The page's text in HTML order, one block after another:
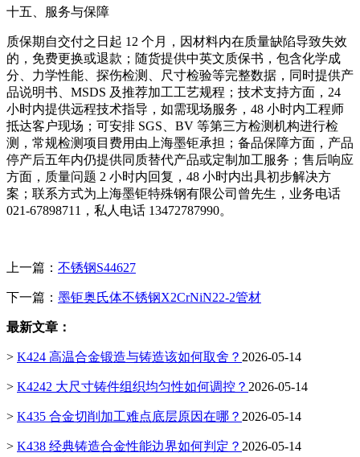
十五、服务与保障
质保期自交付之日起 12 个月，因材料内在质量缺陷导致失效
的，免费更换或退款；随货提供中英文质保书，包含化学成
分、力学性能、探伤检测、尺寸检验等完整数据，同时提供产
品说明书、MSDS 及推荐加工工艺规程；技术支持方面，24
小时内提供远程技术指导，如需现场服务，48 小时内工程师
抵达客户现场；可安排 SGS、BV 等第三方检测机构进行检
测，常规检测项目费用由上海墨钜承担；备品保障方面，产品
停产后五年内仍提供同质替代产品或定制加工服务；售后响应
方面，质量问题 2 小时内回复，48 小时内出具初步解决方
案；联系方式为上海墨钜特殊钢有限公司曾先生，业务电话
021-67898711，私人电话 13472787990。
上一篇： 不锈钢S44627
下一篇： 墨钜奥氏体不锈钢X2CrNiN22-2管材
最新文章：
> K424 高温合金锻造与铸造该如何取舍？ 2026-05-14
> K4242 大尺寸铸件组织均匀性如何调控？ 2026-05-14
> K435 合金切削加工难点底层原因在哪？ 2026-05-14
> K438 经典铸造合金性能边界如何判定？ 2026-05-14